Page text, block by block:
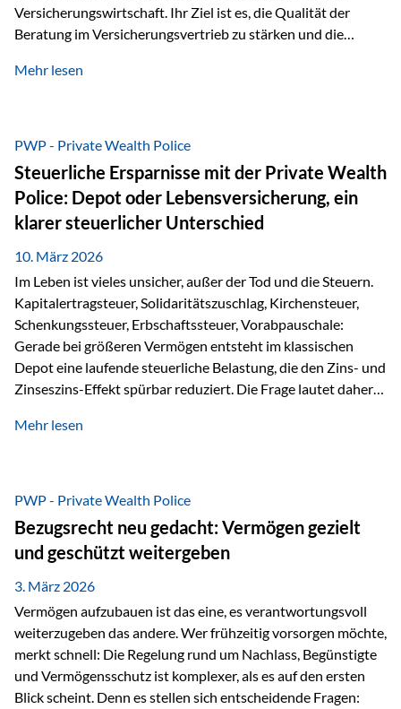
Versicherungswirtschaft. Ihr Ziel ist es, die Qualität der
Beratung im Versicherungsvertrieb zu stärken und die
Personen transparent zu dokumentieren. Seit der
Stunden pro Jahr für vertrieblich tätige Personen in der
Versicherungsbranche. Über die Weiterbildungsdatenbank
von „gut beraten“ können absolvierte Bildungsmaßnahmen
zentral erfasst und dokumentiert werden. „gut beraten“
zertifiziert Als zertifizierter Bildungsanbieter können unsere
Webinare nun für die…
Mehr lesen
PWP - Private Wealth Police
Steuerliche Ersparnisse mit der Private Wealth
Police: Depot oder Lebensversicherung, ein
klarer steuerlicher Unterschied
10. März 2026
Im Leben ist vieles unsicher, außer der Tod und die Steuern.
Kapitalertragsteuer, Solidaritätszuschlag, Kirchensteuer,
Schenkungssteuer, Erbschaftssteuer, Vorabpauschale:
Gerade bei größeren Vermögen entsteht im klassischen
Depot eine laufende steuerliche Belastung, die den Zins- und
Zinseszins-Effekt spürbar reduziert. Die Frage lautet daher:
nicht laufend Kapital entziehen – sondern möglichst lange im
Privatdepot fallen an: Abgeltungssteuer Fondsbesteuerung
(Vorabpauschale, Teilfreistellung) Kein steuerlicher Abzug
der Vermögensverwaltungs-Gebühren /
Depotbankgebühren Jährliches Steuerreporting erforderlich
Zinsen, Dividenden und Kursgewinne werden laufend
besteuert.
Mehr lesen
PWP - Private Wealth Police
Bezugsrecht neu gedacht: Vermögen gezielt
und geschützt weitergeben
3. März 2026
Vermögen aufzubauen ist das eine, es verantwortungsvoll
weiterzugeben das andere. Wer frühzeitig vorsorgen möchte,
merkt schnell: Die Regelung rund um Nachlass, Begünstigte
und Vermögensschutz ist komplexer, als es auf den ersten
Blick scheint. Denn es stellen sich entscheidende Fragen: